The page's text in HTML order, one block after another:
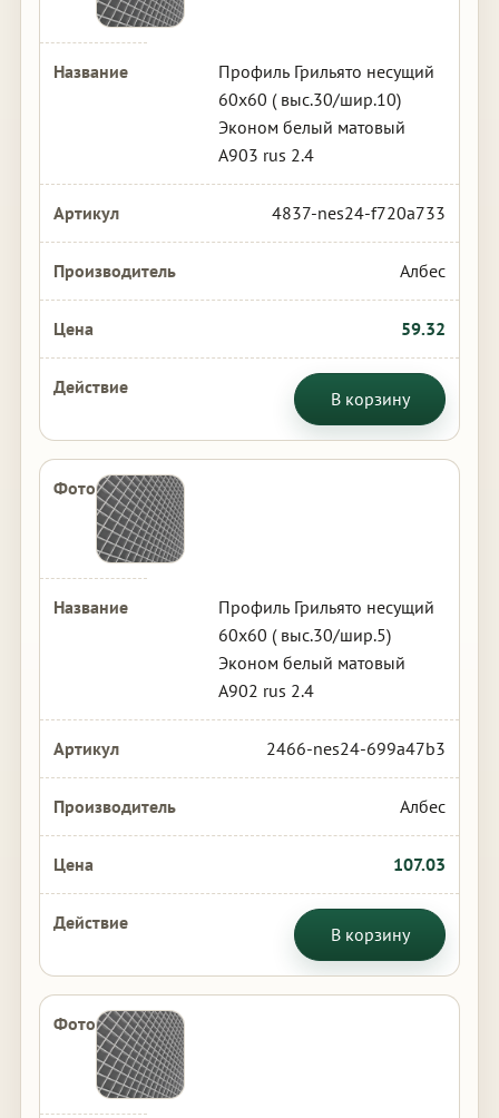
Профиль Грильято несущий
60х60 ( выс.30/шир.10)
Эконом белый матовый
А903 rus 2.4
4837-nes24-f720a733
Албес
59.32
В корзину
Профиль Грильято несущий
60х60 ( выс.30/шир.5)
Эконом белый матовый
А902 rus 2.4
2466-nes24-699a47b3
Албес
107.03
В корзину